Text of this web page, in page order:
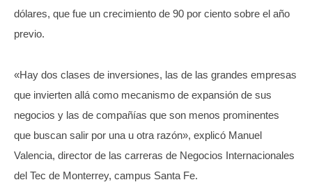
dólares, que fue un crecimiento de 90 por ciento sobre el año
previo.
«Hay dos clases de inversiones, las de las grandes empresas
que invierten allá como mecanismo de expansión de sus
negocios y las de compañías que son menos prominentes
que buscan salir por una u otra razón», explicó Manuel
Valencia, director de las carreras de Negocios Internacionales
del Tec de Monterrey, campus Santa Fe.